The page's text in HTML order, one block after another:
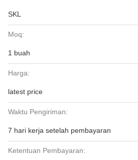
SKL
Moq:
1 buah
Harga:
latest price
Waktu Pengiriman:
7 hari kerja setelah pembayaran
Ketentuan Pembayaran: